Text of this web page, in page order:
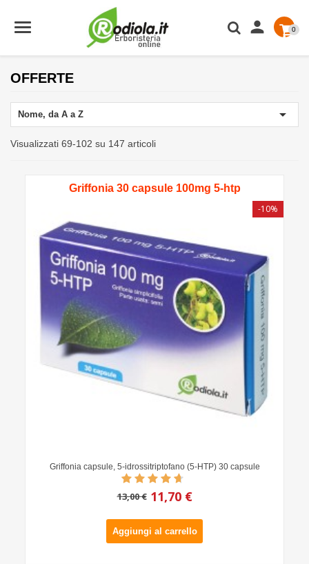
 0
OFFERTE
Nome, da A a Z 
Visualizzati 69-102 su 147 articoli
Griffonia 30 capsule 100mg 5-htp
Griffonia capsule, 5-idrossitriptofano (5-HTP) 30 capsule
13,00 €
-10%
11,70 €
Aggiungi al carrello